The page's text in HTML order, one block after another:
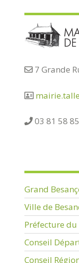
7 Grande
03 81 58
Grand
Ville de
Préfecture
Conseil
Conseil